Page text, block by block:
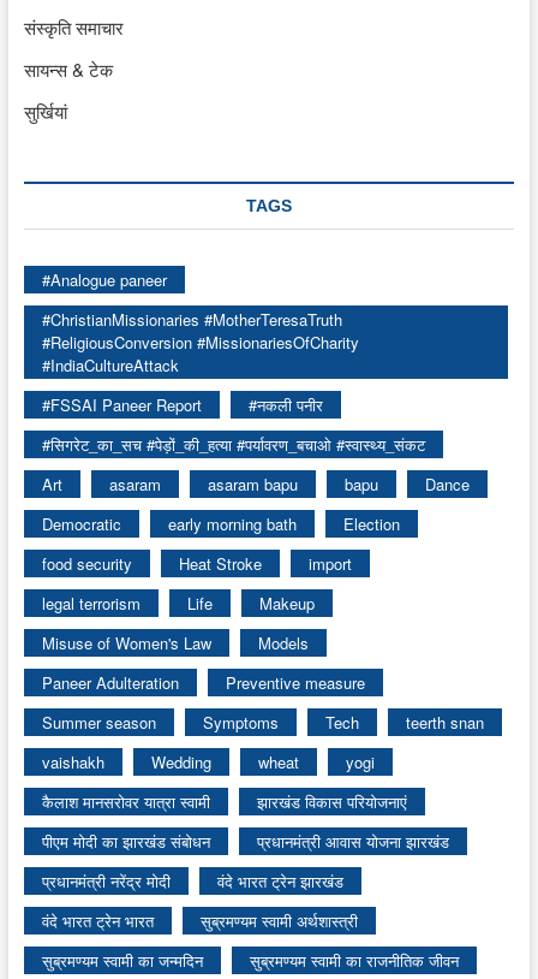
संस्कृति समाचार
सायन्स & टेक
सुर्खियां
TAGS
#Analogue paneer
#ChristianMissionaries #MotherTeresaTruth
#ReligiousConversion #MissionariesOfCharity
#IndiaCultureAttack
#FSSAI Paneer Report
#नकली पनीर
#सिगरेट_का_सच #पेड़ों_की_हत्या #पर्यावरण_बचाओ #स्वास्थ्य_संकट
Art
asaram asaram bapu bapu
Dance
Democratic
early morning bath
Election
food security
Heat Stroke
import
legal terrorism
Life
Makeup
Misuse of Women's Law
Models
Paneer Adulteration
Preventive measure
Summer season
Symptoms Tech
teerth snan
vaishakh
Wedding wheat
yogi
कैलाश मानसरोवर यात्रा स्वामी
झारखंड विकास परियोजनाएं
पीएम मोदी का झारखंड संबोधन
प्रधानमंत्री आवास योजना झारखंड
प्रधानमंत्री नरेंद्र मोदी
वंदे भारत ट्रेन झारखंड
वंदे भारत ट्रेन भारत
सुब्रमण्यम स्वामी अर्थशास्त्री
सुब्रमण्यम स्वामी का जन्मदिन
सुब्रमण्यम स्वामी का राजनीतिक जीवन